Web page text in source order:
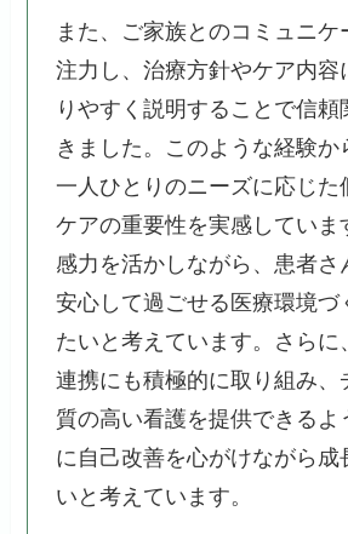
また、ご家族とのコミュニケ
注力し、治療方針やケア内容
りやすく説明することで信頼
きました。このような経験か
一人ひとりのニーズに応じた
ケアの重要性を実感していま
感力を活かしながら、患者さ
安心して過ごせる医療環境づ
たいと考えています。さらに
連携にも積極的に取り組み、
質の高い看護を提供できるよ
に自己改善を心がけながら成
いと考えています。